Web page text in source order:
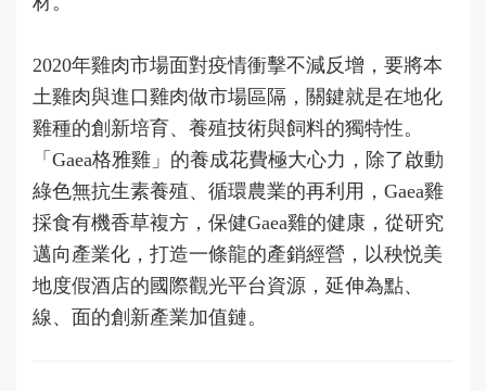
2020年雞肉市場面對疫情衝擊不減反增，要將本
土雞肉與進口雞肉做市場區隔，關鍵就是在地化
雞種的創新培育、養殖技術與飼料的獨特性。
「Gaea格雅雞」的養成花費極大心力，除了啟動
綠色無抗生素養殖、循環農業的再利用，Gaea雞
採食有機香草複方，保健Gaea雞的健康，從研究
邁向產業化，打造一條龍的產銷經營，以秧悦美
地度假酒店的國際觀光平台資源，延伸為點、
線、面的創新產業加值鏈。